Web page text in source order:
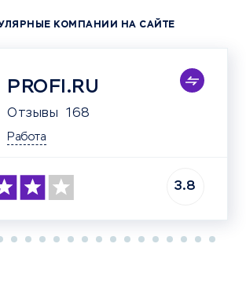
КОМПАНИИ НА САЙТЕ
PROFI.RU
Отзывы 168
Работа
3.8